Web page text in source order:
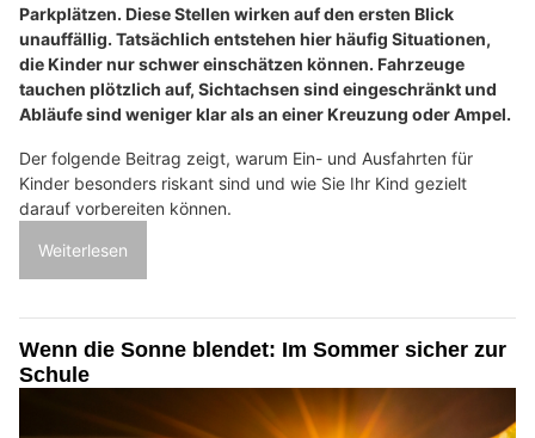
Parkplätzen. Diese Stellen wirken auf den ersten Blick
unauffällig. Tatsächlich entstehen hier häufig Situationen,
die Kinder nur schwer einschätzen können. Fahrzeuge
tauchen plötzlich auf, Sichtachsen sind eingeschränkt und
Abläufe sind weniger klar als an einer Kreuzung oder Ampel.
Der folgende Beitrag zeigt, warum Ein- und Ausfahrten für
Kinder besonders riskant sind und wie Sie Ihr Kind gezielt
darauf vorbereiten können.
Weiterlesen
Wenn die Sonne blendet: Im Sommer sicher zur
Schule